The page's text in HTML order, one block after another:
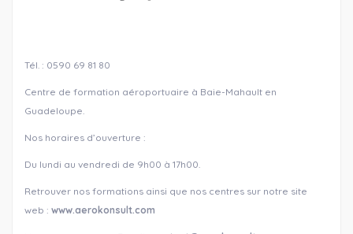
Tél. : 0590 69 81 80
Centre de formation aéroportuaire à Baie-Mahault en
Guadeloupe.
Nos horaires d’ouverture :
Du lundi au vendredi de 9h00 à 17h00.
Retrouver nos formations ainsi que nos centres sur notre site
web : www.aerokonsult.com